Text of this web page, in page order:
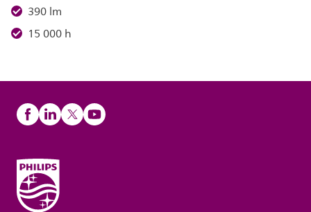
390 lm
15 000 h